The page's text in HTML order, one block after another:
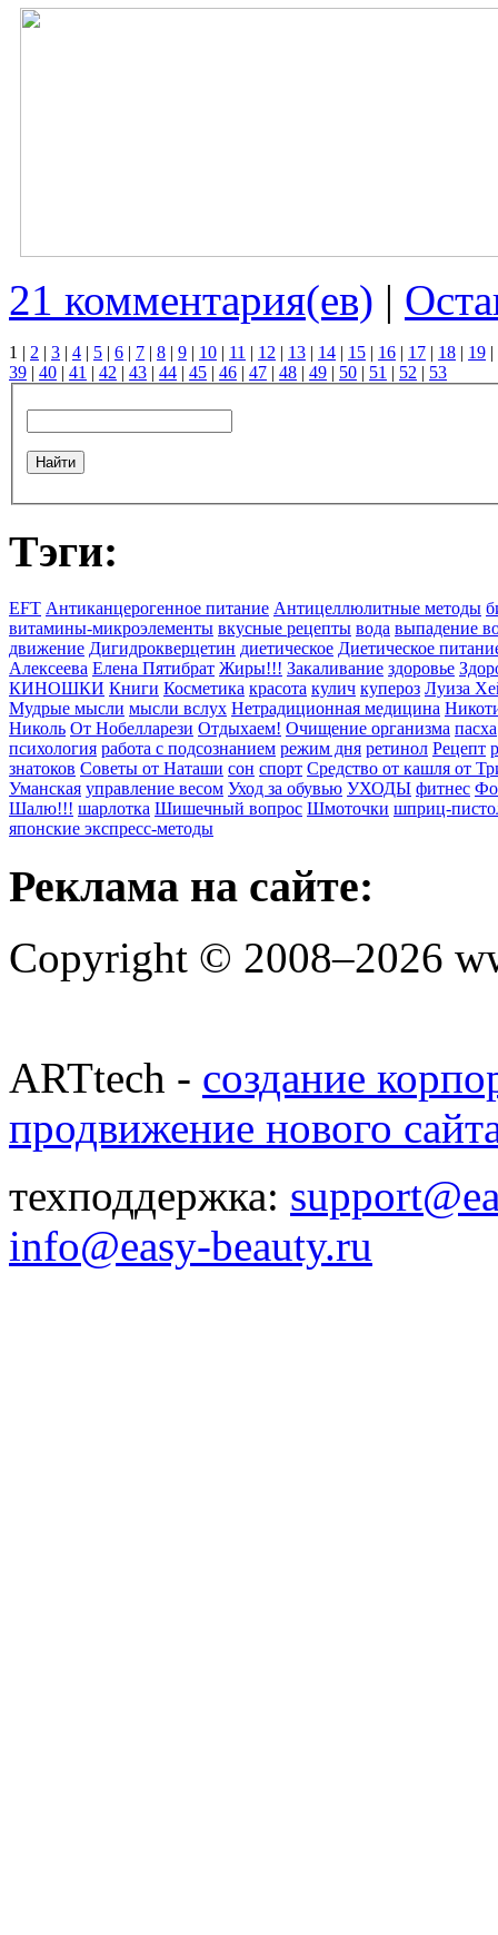
21 комментария(ев) |
1 | 2 | 3 | 4 | 5 | 6 | 7 | 8 | 9 | 10 | 11 | 12 | 13 | 14 | 15 | 16 | 17 | 18 | 19 |
39 | 40 | 41 | 42 | 43 | 44 | 45 | 46 | 47 | 48 | 49 | 50 | 51 | 52 | 53
Тэги:
EFT Антиканцерогенное питание Антицеллюлитные методы
витамины-микроэлементы вкусные рецепты вода выпадение
движение Дигидрокверцетин диетическое Диетическое
Алексеева Елена Пятибрат Жиры!!! Закаливание здоровье
КИНОШКИ Книги Косметика красота кулич купероз Луиза
Мудрые мысли мысли вслух Нетрадиционная медицина
Николь От Нобелларези Отдыхаем! Очищение организма пасха
психология работа с подсознанием режим дня ретинол Рецепт
знатоков Советы от Наташи сон спорт Средство от кашля от
Уманская управление весом Уход за обувью УХОДЫ фитнес
Шалю!!! шарлотка Шишечный вопрос Шмоточки шприц-
японские экспресс-методы
Реклама на сайте:
Copyright © 2008–2026
ARTtech - создание
продвижение нового
техподдержка:
info@easy-beauty.ru